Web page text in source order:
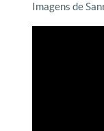
Imagens de